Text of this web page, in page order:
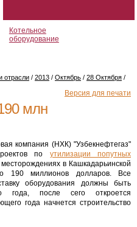
Котельное
оборудование
отрасли / 2013 / Октябрь / 28 Октября /
Версия для печати
млн
компания (НХК) "Узбекнефтегаз"
по утилизации попутных
в Кашкадарьинской
190 миллионов долларов. Все
оборудования должны быть
года, после сего откроется
года начнется строительство